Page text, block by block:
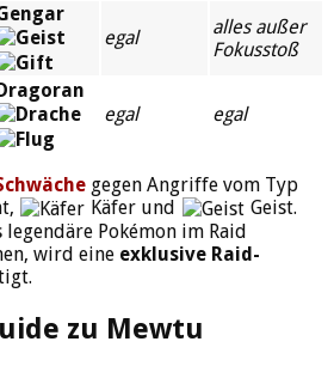
egal
alles außer
Fokusstoß
egal
egal
gegen Angriffe vom Typ
Käfer und
Geist.
legendäre Pokémon im Raid
wird eine exklusive Raid-
zu Mewtu